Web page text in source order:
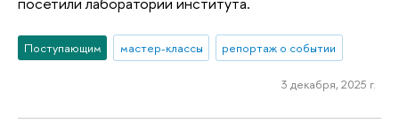
Поступающим мастер-классы репортаж о событии
3 декабря, 2025 г.